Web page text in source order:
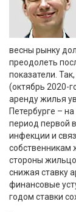
весны рынку
преодолеть
показатели.
(октябрь 2020-
аренду жилья
Петербурге –
период первой
инфекции и
собственникам
стороны
снижая ставку
финансовые
годом ставки